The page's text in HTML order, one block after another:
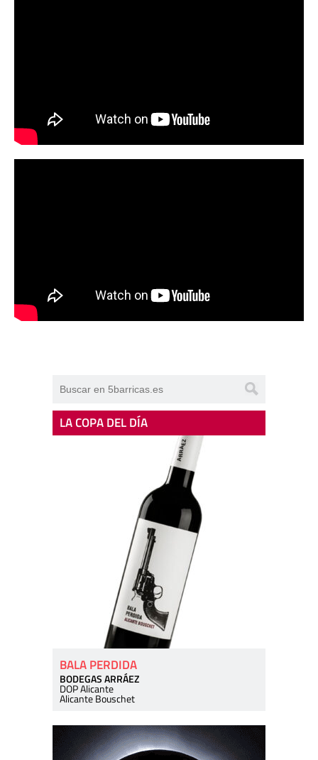
LA COPA DEL DÍA
BALA PERDIDA
BODEGAS ARRÁEZ
DOP Alicante
Alicante Bouschet